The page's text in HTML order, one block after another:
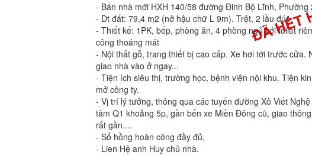
- Bán nhà mới HXH 140/58 đường Đinh Bộ Lĩnh, Phường
- Dt đất: 79,4 m2 (nở hậu chữ L 9m). Trệt, 2 lầu đúc.
- Thiết kế: 1PK, bếp, phòng ăn, 4 phòng ngủ với toilet
công thoáng mát
- Nội thất gỗ, trang thiết bị cao cấp. Xe hơi tới trước cửa.
giao nhà vào ở ngay...
- Tiện ích siêu thị, trường học, bệnh viện nội khu. Tiện
mở công ty.
- Vị trí lý tưởng, thông qua các tuyến đường Xô Viết
tâm Q1 khoảng 5p, gần bến xe Miền Đông cũ, giao
rất gần....
- Sổ hồng hoàn công đầy đủ,
- Lien Hệ anh Huy chủ nhà.